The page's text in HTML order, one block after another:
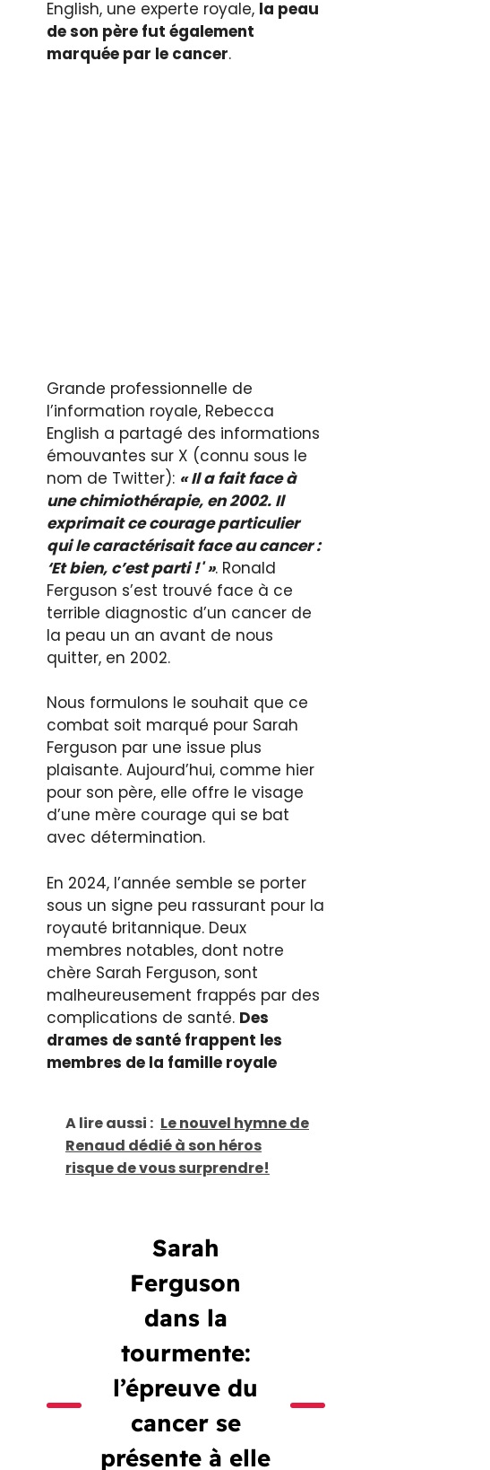
English, une experte royale, la peau
de son père fut également
marquée par le cancer.
Grande professionnelle de
l’information royale, Rebecca
English a partagé des informations
émouvantes sur X (connu sous le
nom de Twitter): « Il a fait face à
une chimiothérapie, en 2002. Il
exprimait ce courage particulier
qui le caractérisait face au cancer :
‘Et bien, c’est parti !' ». Ronald
Ferguson s’est trouvé face à ce
terrible diagnostic d’un cancer de
la peau un an avant de nous
quitter, en 2002.
Nous formulons le souhait que ce
combat soit marqué pour Sarah
Ferguson par une issue plus
plaisante. Aujourd’hui, comme hier
pour son père, elle offre le visage
d’une mère courage qui se bat
avec détermination.
En 2024, l’année semble se porter
sous un signe peu rassurant pour la
royauté britannique. Deux
membres notables, dont notre
chère Sarah Ferguson, sont
malheureusement frappés par des
complications de santé. Des
drames de santé frappent les
membres de la famille royale
A lire aussi : Le nouvel hymne de
Renaud dédié à son héros
risque de vous surprendre!
Sarah
Ferguson
dans la
tourmente:
l’épreuve du
cancer se
présente à elle